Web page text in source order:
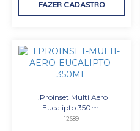
FAZER CADASTRO
I.Proinset Multi Aero
Eucalipto 350ml
12689